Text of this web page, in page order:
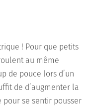
! Pour que petits
au même
de pouce lors d’un
de d’augmenter la
pour se sentir pousser